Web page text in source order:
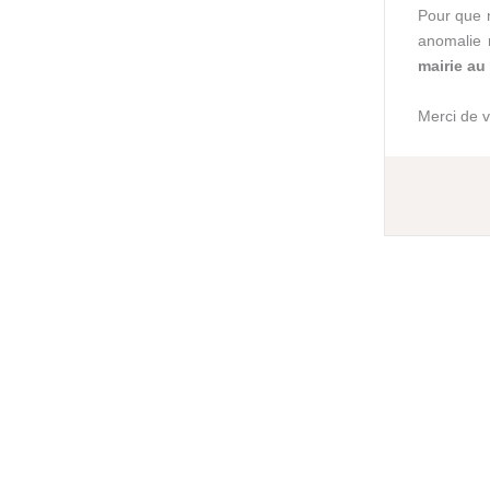
Pour que
anomalie
mairie
Merci de